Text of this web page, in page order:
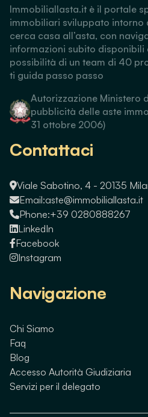
Immobiliallasta.it è il portale
immobiliari sviluppato intorno
cerca casa all’asta, con
informazioni subito disponibili
possibilità di un team di 40
ti guida passo passo
Autorizzazione Ministero
pubblicità delle aste
31 ottobre 2006)
Contattaci
Viale Sabotino, 4 - 20135
Email:aste@immobiliallasta.it
Phone:+39 0280888267
LinkedIn
Facebook
Instagram
Navigazione
Chi Siamo
Faq
Blog
Accesso Autorità Giudiziaria
Servizi per il delegato